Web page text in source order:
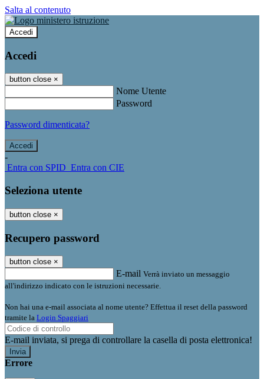
Salta al contenuto
Accedi
Accedi
button close ×
Nome Utente
Password
Password dimenticata?
-
Entra con SPID Entra con CIE
Seleziona utente
button close ×
Recupero password
button close ×
E-mail Verrà inviato un messaggio
all'indirizzo indicato con le istruzioni necessarie.
Non hai una e-mail associata al nome utente? Effettua il reset della password
tramite la Login Spaggiari
E-mail inviata, si prega di controllare la casella di posta elettronica!
Errore